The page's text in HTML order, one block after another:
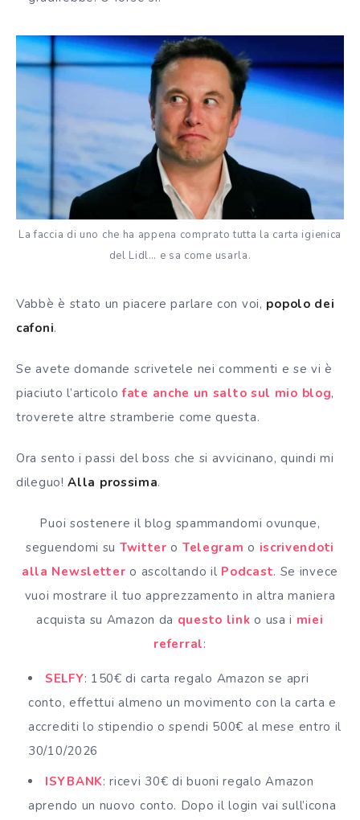
La faccia di uno che ha appena comprato tutta la carta igienica
del Lidl… e sa come usarla.
Vabbè è stato un piacere parlare con voi, popolo dei
cafoni.
Se avete domande scrivetele nei commenti e se vi è
piaciuto l’articolofate anche un salto sul mio blog,
troverete altre stramberie come questa.
Ora sento i passi del boss che si avvicinano, quindi mi
dileguo!Alla prossima.
Puoi sostenere il blog spammandomi ovunque,
seguendomi su Twitter o Telegram o iscrivendoti
alla Newsletter o ascoltando il Podcast. Se invece
vuoi mostrare il tuo apprezzamento in altra maniera
acquista su Amazon da questo link o usa i miei
referral:
SELFY: 150€ di carta regalo Amazon se apri
conto, effettui almeno un movimento con la carta e
accrediti lo stipendio o spendi 500€ al mese entro il
30/10/2026
ISYBANK: ricevi 30€ di buoni regalo Amazon
aprendo un nuovo conto. Dopo il login vai sull’icona